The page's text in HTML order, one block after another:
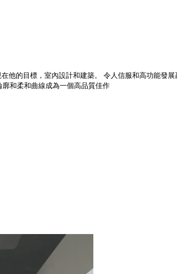
的目標，室內設計和建築。 令人信服和高功能發
和柔和曲線成為一個高品質佳作